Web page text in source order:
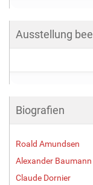
Ausstellung
Biografien
Roald Amundsen
Alexander Baumann
Claude Dornier